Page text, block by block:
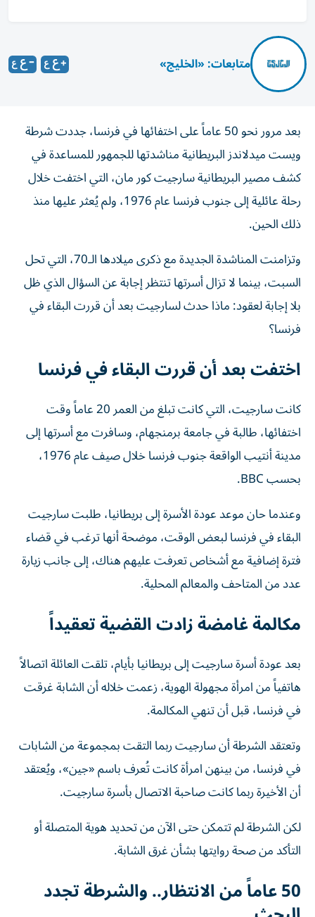
متابعات: «الخليج»
بعد مرور نحو 50 عاماً على اختفائها في فرنسا، جددت شرطة
ويست ميدلاندز البريطانية مناشدتها للجمهور للمساعدة في
كشف مصير البريطانية سارجيت كور مان، التي اختفت خلال
رحلة عائلية إلى جنوب فرنسا عام 1976، ولم يُعثر عليها منذ
ذلك الحين.
وتزامنت المناشدة الجديدة مع ذكرى ميلادها الـ70، التي تحل
السبت، بينما لا تزال أسرتها تنتظر إجابة عن السؤال الذي ظل
بلا إجابة لعقود: ماذا حدث لسارجيت بعد أن قررت البقاء في
فرنسا؟
اختفت بعد أن قررت البقاء في فرنسا
كانت سارجيت، التي كانت تبلغ من العمر 20 عاماً وقت
اختفائها، طالبة في جامعة برمنجهام، وسافرت مع أسرتها إلى
مدينة أنتيب الواقعة جنوب فرنسا خلال صيف عام 1976،
بحسب BBC.
وعندما حان موعد عودة الأسرة إلى بريطانيا، طلبت سارجيت
البقاء في فرنسا لبعض الوقت، موضحة أنها ترغب في قضاء
فترة إضافية مع أشخاص تعرفت عليهم هناك، إلى جانب زيارة
عدد من المتاحف والمعالم المحلية.
مكالمة غامضة زادت القضية تعقيداً
بعد عودة أسرة سارجيت إلى بريطانيا بأيام، تلقت العائلة اتصالاً
هاتفياً من امرأة مجهولة الهوية، زعمت خلاله أن الشابة غرقت
في فرنسا، قبل أن تنهي المكالمة.
وتعتقد الشرطة أن سارجيت ربما التقت بمجموعة من الشابات
في فرنسا، من بينهن امرأة كانت تُعرف باسم «جين»، ويُعتقد
أن الأخيرة ربما كانت صاحبة الاتصال بأسرة سارجيت.
لكن الشرطة لم تتمكن حتى الآن من تحديد هوية المتصلة أو
التأكد من صحة روايتها بشأن غرق الشابة.
50 عاماً من الانتظار.. والشرطة تجدد